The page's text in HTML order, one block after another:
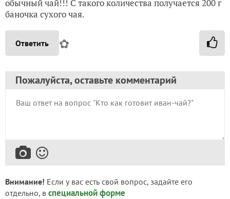
обычный чай!!! С такого количества получается 200 г
баночка сухого чая.
Ответить ✿
Пожалуйста, оставьте комментарий
Внимание! Если у вас есть свой вопрос, задайте его
отдельно, в специальной форме